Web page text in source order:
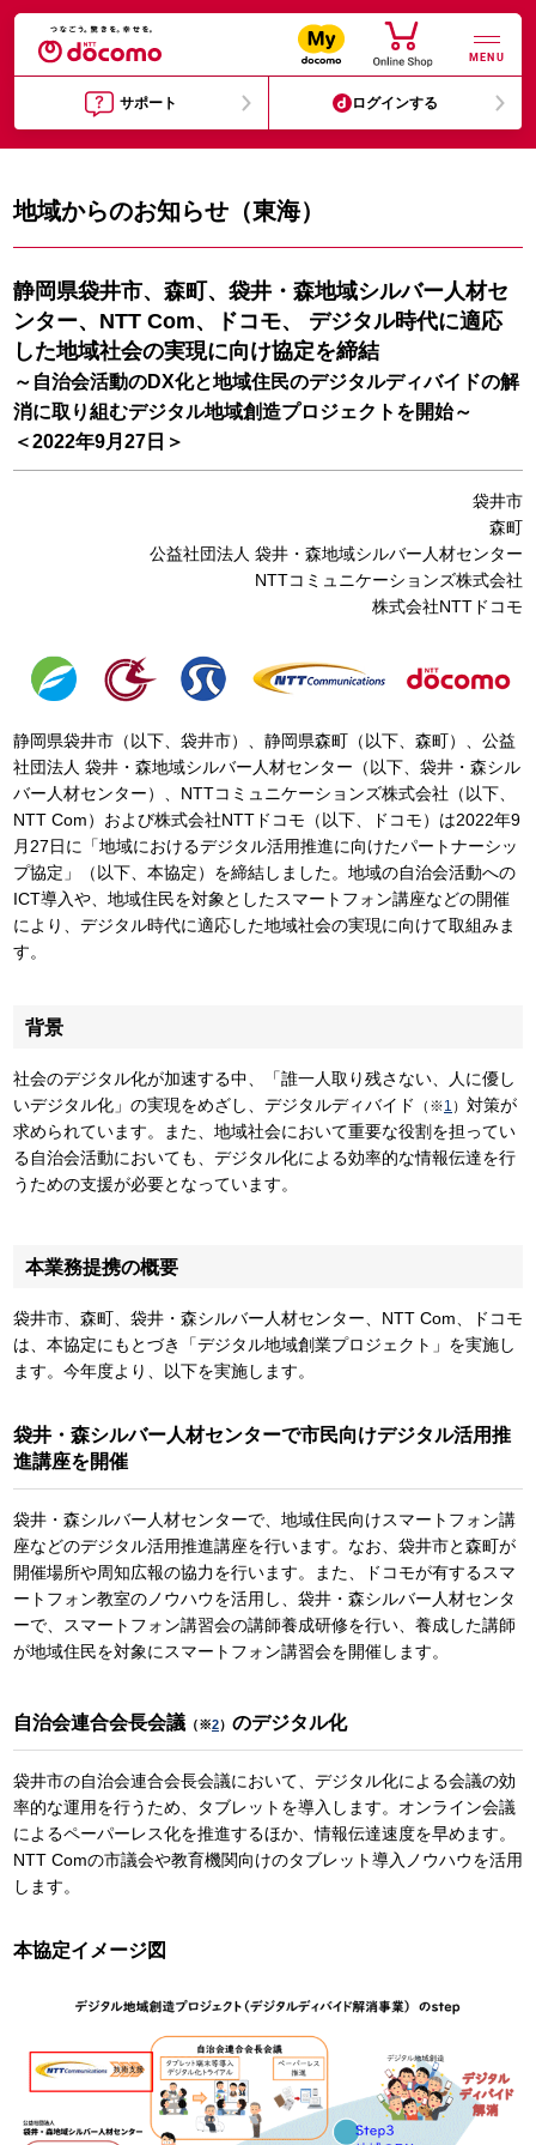
MENU
サポート ログインする
地域からのお知らせ（東海）
静岡県袋井市、森町、袋井・森地域シルバー人材セ
ンター、NTT Com、ドコモ、
デジタル時代に適応
した地域社会の実現に向け協定を締結
～自治会活動のDX化と地域住民のデジタルディバイドの解
消に取り組むデジタル地域創造プロジェクトを開始～
＜2022年9月27日＞
袋井市
森町
公益社団法人 袋井・森地域シルバー人材センター
NTTコミュニケーションズ株式会社
株式会社NTTドコモ
静岡県袋井市（以下、袋井市）、静岡県森町（以下、森町）、公益
社団法人 袋井・森地域シルバー人材センター（以下、袋井・森シル
バー人材センター）、NTTコミュニケーションズ株式会社（以下、
NTT Com）および株式会社NTTドコモ（以下、ドコモ）は2022年9
月27日に「地域におけるデジタル活用推進に向けたパートナーシッ
プ協定」（以下、本協定）を締結しました。地域の自治会活動への
ICT導入や、地域住民を対象としたスマートフォン講座などの開催
により、デジタル時代に適応した地域社会の実現に向けて取組みま
す。
背景
社会のデジタル化が加速する中、「誰一人取り残さない、人に優し
いデジタル化」の実現をめざし、デジタルディバイド
（※1 ） 対策が
求められています。また、地域社会において重要な役割を担ってい
る自治会活動においても、デジタル化による効率的な情報伝達を行
うための支援が必要となっています。
本業務提携の概要
袋井市、森町、袋井・森シルバー人材センター、NTT Com、ドコモ
は、本協定にもとづき「デジタル地域創業プロジェクト」を実施し
ます。今年度より、以下を実施します。
袋井・森シルバー人材センターで市民向けデジタル活用推
進講座を開催
袋井・森シルバー人材センターで、地域住民向けスマートフォン講
座などのデジタル活用推進講座を行います。なお、袋井市と森町が
開催場所や周知広報の協力を行います。また、ドコモが有するスマ
ートフォン教室のノウハウを活用し、袋井・森シルバー人材センタ
ーで、スマートフォン講習会の講師養成研修を行い、養成した講師
が地域住民を対象にスマートフォン講習会を開催します。
自治会連合会長会議 （※2） のデジタル化
袋井市の自治会連合会長会議において、デジタル化による会議の効
率的な運用を行うため、タブレットを導入します。オンライン会議
によるペーパーレス化を推進するほか、情報伝達速度を早めます。
NTT Comの市議会や教育機関向けのタブレット導入ノウハウを活用
します。
本協定イメージ図